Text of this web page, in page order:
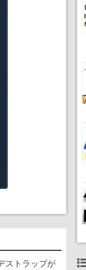
ストラップが